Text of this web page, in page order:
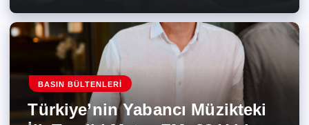
BASIN BÜLTENLERI
Türkiye’nin Yabancı Müzikteki